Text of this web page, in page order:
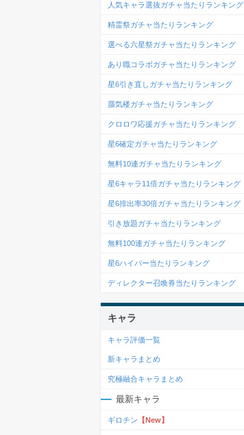
人気キャラ選抜ガチャ当たりランキング
精霊祭ガチャ当たりランキング
選べる六星祭ガチャ当たりランキング
あり職コラボガチャ当たりランキング
星6引き直しガチャ当たりランキング
蜃気楼ガチャ当たりランキング
クロロワ応援ガチャ当たりランキング
星6確定ガチャ当たりランキング
無料10連ガチャ当たりランキング
星6キャラ11倍ガチャ当たりランキング
星6排出率30倍ガチャ当たりランキング
引き放題ガチャ当たりランキング
無料100連ガチャ当たりランキング
星6ハイパー当たりランキング
ディレクター召喚券当たりランキング
キャラ
キャラ評価一覧
新キャラまとめ
究極融合キャラまとめ
最新キャラ
ギロチン 【New】